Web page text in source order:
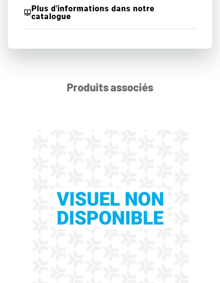
Plus d'informations dans notre
catalogue
Produits associés